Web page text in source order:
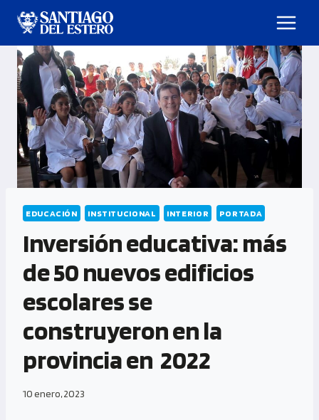
EDUCACIÓN INSTITUCIONAL INTERIOR PORTADA
Inversión educativa: más
de 50 nuevos edificios
escolares se
construyeron en la
provincia en 2022
10 enero, 2023